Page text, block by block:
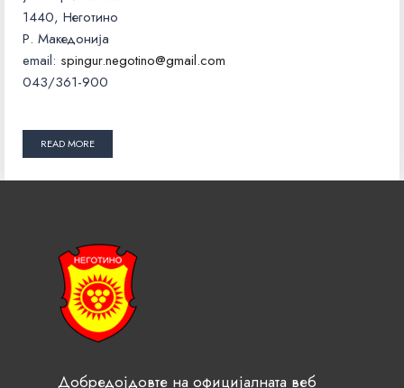
1440, Неготино
Р. Македонија
email: spingur.negotino@gmail.com
043/361-900
READ MORE
Добредојдовте на официјалната веб